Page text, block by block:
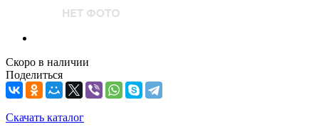
Скоро в наличии
Поделиться
Скачать каталог